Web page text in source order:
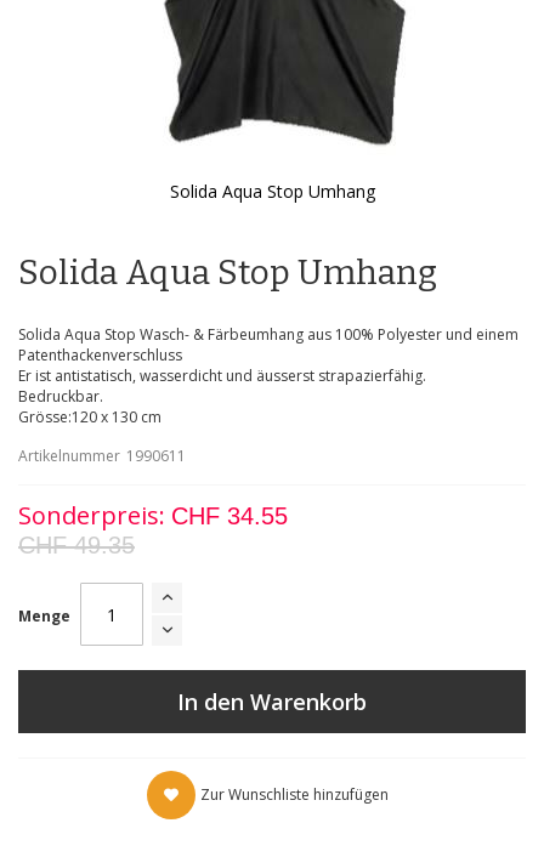
Solida Aqua Stop Umhang
der
Bildgalerie
Solida Aqua Stop Umhang
Solida Aqua Stop Wasch- & Färbeumhang aus 100% Polyester und einem
Patenthackenverschluss
Er ist antistatisch, wasserdicht und äusserst strapazierfähig.
Bedruckbar.
Grösse:120 x 130 cm
Artikelnummer 1990611
Sonderpreis CHF 34.55
CHF 49.35
Menge
In den Warenkorb
Zur Wunschliste hinzufügen